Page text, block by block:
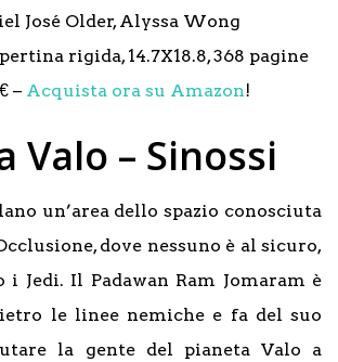
José Older, Alyssa Wong
rigida, 14.7X18.8, 368 pagine
– Acquista ora su Amazon!
Valo – Sinossi
un’area dello spazio conosciuta
dove nessuno è al sicuro,
i Jedi. Il Padawan Ram Jomaram è
le linee nemiche e fa del suo
la gente del pianeta Valo a